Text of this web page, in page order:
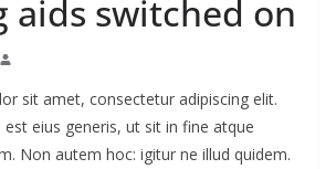
aids switched on
sit amet, consectetur adipiscing elit.
eius generis, ut sit in fine atque
Non autem hoc: igitur ne illud quidem.